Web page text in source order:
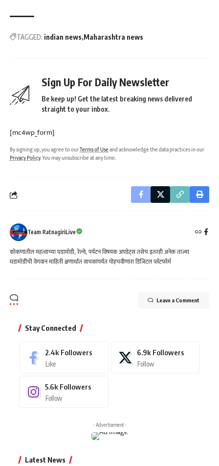
TAGGED: indian news Maharashtra news
Sign Up For Daily Newsletter
Be keep up! Get the latest breaking news delivered
straight to your inbox.
[mc4wp_form]
By signing up, you agree to ourTerms of Useand acknowledge the data practices in our
Privacy Policy. You may unsubscribe at any time.
Team RatnagiriLive
कोकणातील महत्वाच्या घडामोडी, रेल्वे, पर्यटन विषयक अपडेट्स तसेच इतरही अनेक ताज्या
घडामोडींची वेगवान माहिती क्षणार्धात वाचकांपर्यत पोहचवीणारा डिजिटल प्लॅटफॉर्म
Leave a Comment
Stay Connected
2.4k Followers
Like
6.9k Followers
Follow
5.6k Followers
Follow
- Advertisement -
Latest News